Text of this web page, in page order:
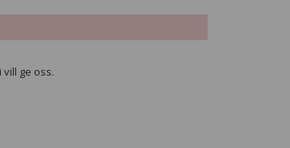
ge oss.